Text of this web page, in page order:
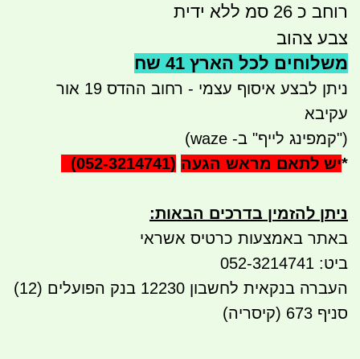
רוחב כ 26 סמ ללא ידית
צבע צהוב
משלוחים לכל הארץ 41 שח
ניתן לבצע איסוף עצמי - רחוב ההדס 19 אור
עקיבא
("קמפינג לייף" ב- waze)
*יש לתאם מראש הגעה (052-3214741)
ניתן להזמין בדרכים הבאות:
באתר באמצעות כרטיס אשראי
ביט: 052-3214741
העברה בנקאית לחשבון 12230 בנק הפועלים (12)
סניף 673 (קיסריה)